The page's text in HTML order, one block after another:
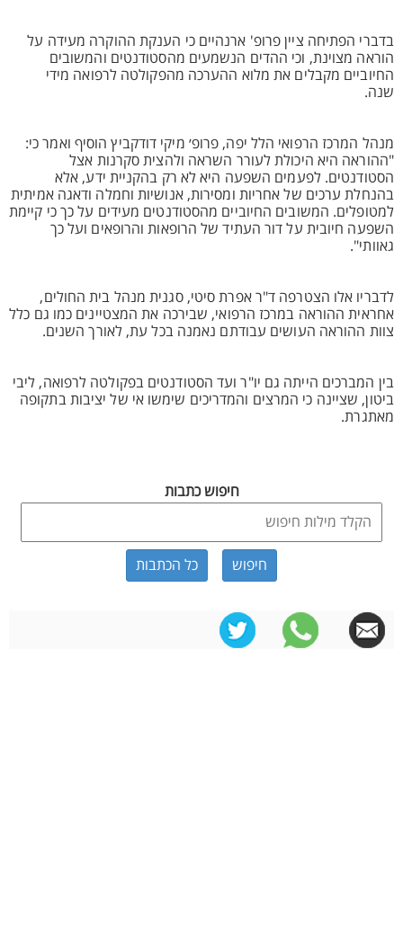
בדברי הפתיחה ציין פרופ' ארנהיים כי הענקת ההוקרה מעידה על
הוראה מצוינת, וכי ההדים הנשמעים מהסטודנטים והמשובים
החיוביים מקבלים את מלוא ההערכה מהפקולטה לרפואה מידי
שנה.
מנהל המרכז הרפואי הלל יפה, פרופ׳ מיקי דודקביץ הוסיף ואמר כי:
"ההוראה היא היכולת לעורר השראה ולהצית סקרנות אצל
הסטודנטים. לפעמים השפעה היא לא רק בהקניית ידע, אלא
בהנחלת ערכים של אחריות ומסירות, אנושיות וחמלה ודאגה אמיתית
למטופלים. המשובים החיוביים מהסטודנטים מעידים על כך כי קיימת
השפעה חיובית על דור העתיד של הרופאות והרופאים ועל כך
גאוותי".
לדבריו אלו הצטרפה ד"ר אפרת סיטי, סגנית מנהל בית החולים,
אחראית ההוראה במרכז הרפואי, שבירכה את המצטיינים כמו גם כלל
צוות ההוראה העושים עבודתם נאמנה בכל עת, לאורך השנים.
בין המברכים הייתה גם יו"ר ועד הסטודנטים בפקולטה לרפואה, ליבי
ביטון, שציינה כי המרצים והמדריכים שימשו אי של יציבות בתקופה
מאתגרת.
חיפוש כתבות
כל הכתבות